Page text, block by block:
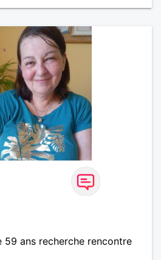
59 ans recherche rencontre